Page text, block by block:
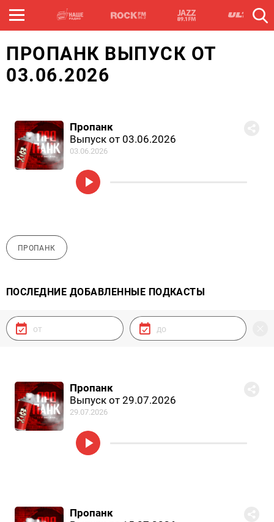
ПРОПАНК ВЫПУСК ОТ
03.06.2026
Пропанк
Выпуск от 03.06.2026
03.06.2026
ПРОПАНК
ПОСЛЕДНИЕ ДОБАВЛЕННЫЕ ПОДКАСТЫ
Пропанк
Выпуск от 29.07.2026
29.07.2026
Пропанк